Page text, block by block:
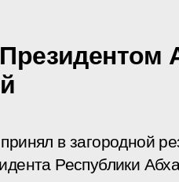
в загородной
Республики